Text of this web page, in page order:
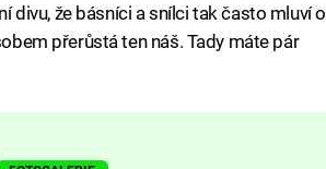
divu, že básníci a snílci tak často mluví o
přerůstá ten náš. Tady máte pár